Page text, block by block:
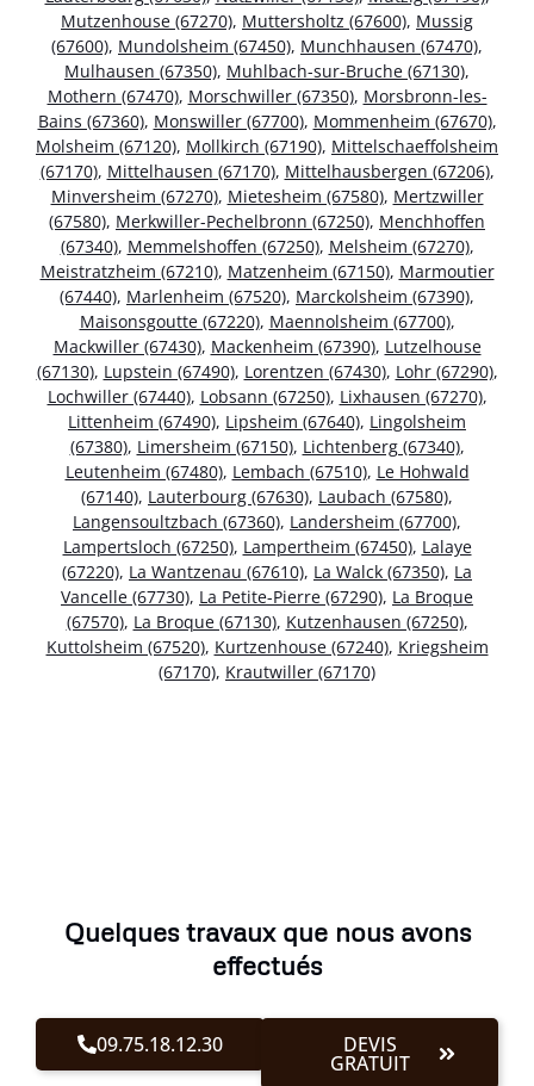
Mutzenhouse (67270), Muttersholtz (67600), Mussig
(67600), Mundolsheim (67450), Munchhausen (67470),
Mulhausen (67350), Muhlbach-sur-Bruche (67130),
Mothern (67470), Morschwiller (67350), Morsbronn-les-
Bains (67360), Monswiller (67700), Mommenheim (67670),
Molsheim (67120), Mollkirch (67190), Mittelschaeffolsheim
(67170), Mittelhausen (67170), Mittelhausbergen (67206),
Minversheim (67270), Mietesheim (67580), Mertzwiller
(67580), Merkwiller-Pechelbronn (67250), Menchhoffen
(67340), Memmelshoffen (67250), Melsheim (67270),
Meistratzheim (67210), Matzenheim (67150), Marmoutier
(67440), Marlenheim (67520), Marckolsheim (67390),
Maisonsgoutte (67220), Maennolsheim (67700),
Mackwiller (67430), Mackenheim (67390), Lutzelhouse
(67130), Lupstein (67490), Lorentzen (67430), Lohr (67290),
Lochwiller (67440), Lobsann (67250), Lixhausen (67270),
Littenheim (67490), Lipsheim (67640), Lingolsheim
(67380), Limersheim (67150), Lichtenberg (67340),
Leutenheim (67480), Lembach (67510), Le Hohwald
(67140), Lauterbourg (67630), Laubach (67580),
Langensoultzbach (67360), Landersheim (67700),
Lampertsloch (67250), Lampertheim (67450), Lalaye
(67220), La Wantzenau (67610), La Walck (67350), La
Vancelle (67730), La Petite-Pierre (67290), La Broque
(67570), La Broque (67130), Kutzenhausen (67250),
Kuttolsheim (67520), Kurtzenhouse (67240), Kriegsheim
(67170), Krautwiller (67170)
Quelques travaux que nous avons
effectués
09.75.18.12.30 DEVIS
GRATUIT